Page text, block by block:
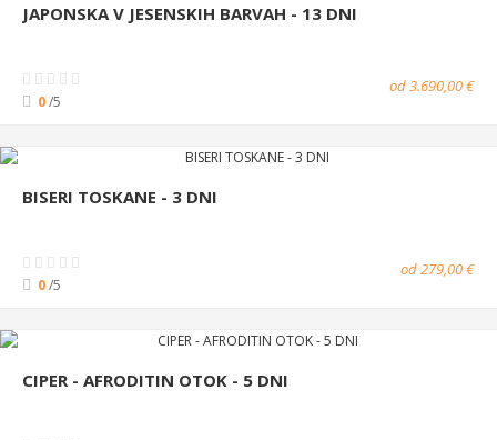
JAPONSKA V JESENSKIH BARVAH - 13 DNI
0/5
od 3.690,00 €
BISERI TOSKANE - 3 DNI
0/5
od 279,00 €
CIPER - AFRODITIN OTOK - 5 DNI